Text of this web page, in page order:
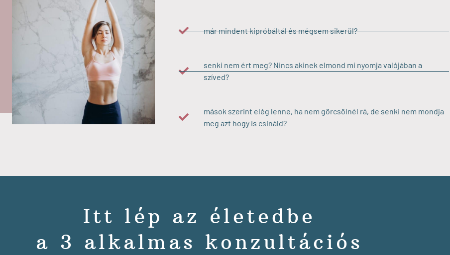
már mindent kipróbáltál és mégsem sikerül?
senki nem ért meg? Nincs akinek elmond mi nyomja valójában a
szíved?
mások szerint elég lenne, ha nem görcsölnél rá, de senki nem mondja
meg azt hogy is csináld?
Itt lép az életedbe
a 3 alkalmas konzultációs